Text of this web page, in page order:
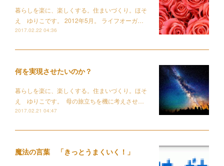
暮らしを楽に、楽しくする。住まいづくり。ほそ
え ゆりこです。 2012年5月。 ライフオーガ…
2017.02.22 04:36
何を実現させたいのか？
暮らしを楽に、楽しくする。住まいづくり。ほそ
え ゆりこです。 母の旅立ちを機に考えさせ…
2017.02.21 04:47
魔法の言葉 「きっとうまくいく！」